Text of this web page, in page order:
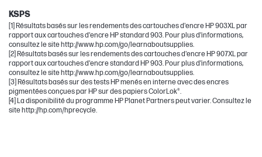
KSPS
[1] Résultats basés sur les rendements des cartouches d'encre HP 903XL par
rapport aux cartouches d'encre HP standard 903. Pour plus d'informations,
consultez le site http://www.hp.com/go/learnaboutsupplies.
[2] Résultats basés sur les rendements des cartouches d'encre HP 907XL par
rapport aux cartouches d'encre standard HP 903. Pour plus d'informations,
consultez le site http://www.hp.com/go/learnaboutsupplies.
[3] Résultats basés sur des tests HP menés en interne avec des encres
pigmentées conçues par HP sur des papiers ColorLok®.
[4] La disponibilité du programme HP Planet Partners peut varier. Consultez le
site http://hp.com/hprecycle.